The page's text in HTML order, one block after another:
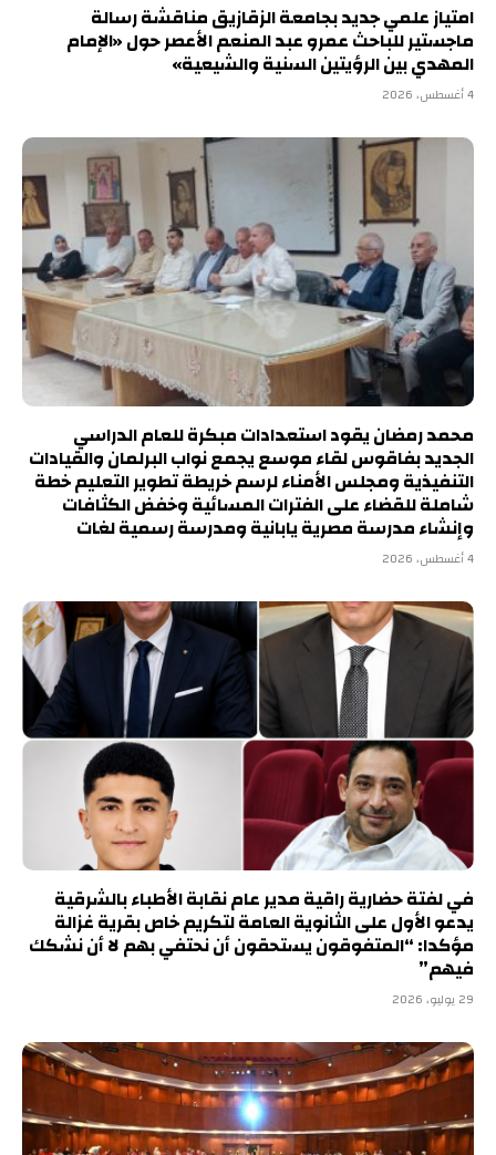
امتياز علمي جديد بجامعة الزقازيق مناقشة رسالة
ماجستير للباحث عمرو عبد المنعم الأعصر حول «الإمام
المهدي بين الرؤيتين السنية والشيعية»
4 أغسطس، 2026
محمد رمضان يقود استعدادات مبكرة للعام الدراسي
الجديد بفاقوس لقاء موسع يجمع نواب البرلمان والقيادات
التنفيذية ومجلس الأمناء لرسم خريطة تطوير التعليم خطة
شاملة للقضاء على الفترات المسائية وخفض الكثافات
وإنشاء مدرسة مصرية يابانية ومدرسة رسمية لغات
4 أغسطس، 2026
في لفتة حضارية راقية مدير عام نقابة الأطباء بالشرقية
يدعو الأول على الثانوية العامة لتكريم خاص بقرية غزالة
مؤكدا: “المتفوقون يستحقون أن نحتفي بهم لا أن نشكك
فيهم”
29 يوليو، 2026